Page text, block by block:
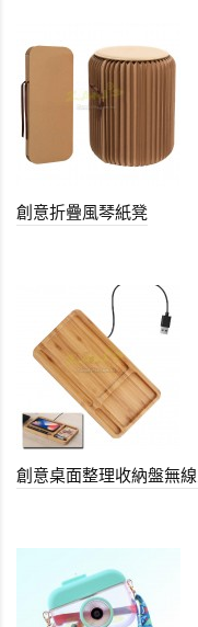
創意折疊風琴紙凳
創意桌面整理收納盤無